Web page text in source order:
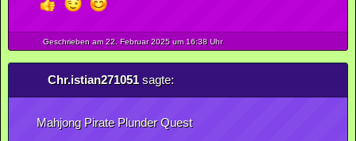
Geschrieben am 22. Februar2025um 16:38 Uhr
Chr.istian271051sagte:
Mahjong Pirate Plunder Quest